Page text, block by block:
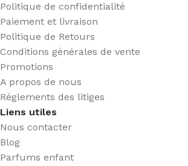
Politique de confidentialité
Paiement et livraison
Politique de Retours
Conditions générales de vente
Promotions
A propos de nous
Réglements des litiges
Liens utiles
Nous contacter
Blog
Parfums enfant